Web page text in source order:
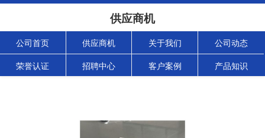
供应商机
公司首页 供应商机 关于我们 公司动态
荣誉认证 招聘中心 客户案例 产品知识